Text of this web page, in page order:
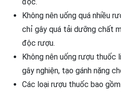
Không nên uống quá nhiều
chỉ gây quá tải dưỡng chất
độc rượu.
Không nên uống rượu
gây nghiện, tạo gánh nặng
Các loại rượu thuốc bao